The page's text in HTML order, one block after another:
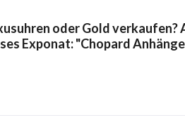
oder Gold
Exponat: "Chopard